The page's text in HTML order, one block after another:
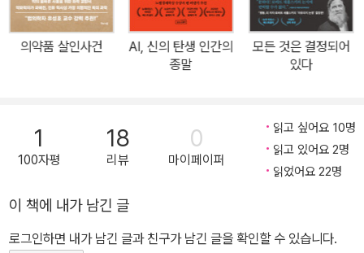
의식이 어떻게 현실을 재구성하는지 흥미롭게 탐구한다. 세계적인 신
경과학자 라마찬드란이 “대중 뇌과학의 새로운 지평”이라 극찬한 이
책은, 일상 속 익숙한 경험부터 정신질환의 사례까지 넓게 톺아보며
븐병원의 신경의학자이자 신경과학자로 임상 경험과 최신 연구를 결
합해, 복잡한 뇌의 작동 과정을 흡입력 있는 서사로 풀어낸다. “올리
버 색스를 잇는 가장 매력적인 뇌과학 스토리텔러”의 등장이라는 찬
지닌다. 무의식의 세계를 신경과학과 뇌과학을 토대로 탐험하려는 이
대담한 시도는 언론과 학계는 물론, 동시대 과학 저술가들에게도 관
의약품 살인사건
AI, 신의 탄생 인간의
종말
모든 것은 결정되어
있다
1
100자평
18
리뷰
0
마이페이퍼
읽고 싶어요 10명
읽고 있어요 2명
읽었어요 22명
이 책에 내가 남긴 글
로그인하면 내가 남긴 글과 친구가 남긴 글을 확인할 수 있습니다.